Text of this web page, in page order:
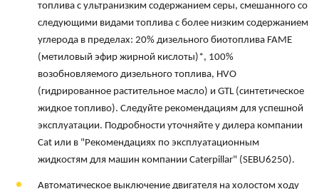
топлива с ультранизким содержанием серы, смешанного со
следующими видами топлива с более низким содержанием
углерода в пределах: 20% дизельного биотоплива FAME
(метиловый эфир жирной кислоты)*, 100%
возобновляемого дизельного топлива, HVO
(гидрированное растительное масло) и GTL (синтетическое
жидкое топливо). Следуйте рекомендациям для успешной
эксплуатации. Подробности уточняйте у дилера компании
Cat или в "Рекомендациях по эксплуатационным
жидкостям для машин компании Caterpillar" (SEBU6250).
Автоматическое выключение двигателя на холостом ходу